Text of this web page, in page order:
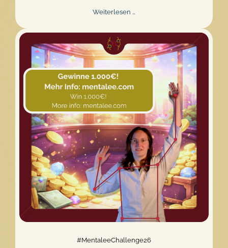
Weiterlesen …
Erlebnis:
Der
Mentalee
Relaunch
#MentaleeChallenge26